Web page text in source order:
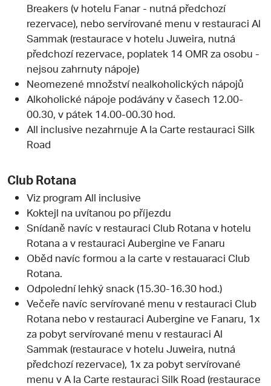
Breakers (v hotelu Fanar - nutná předchozí
rezervace), nebo servírované menu v restauraci Al
Sammak (restaurace v hotelu Juweira, nutná
předchozí rezervace, poplatek 14 OMR za osobu -
nejsou zahrnuty nápoje)
Neomezené množství nealkoholických nápojů
Alkoholické nápoje podávány v časech 12.00-
00.30, v pátek 14.00-00.30 hod.
All inclusive nezahrnuje A la Carte restauraci Silk
Road
Club Rotana
Viz program All inclusive
Koktejl na uvítanou po příjezdu
Snídaně navíc v restauraci Club Rotana v hotelu
Rotana a v restauraci Aubergine ve Fanaru
Oběd navíc formou a la carte v restauaraci Club
Rotana.
Odpolední lehký snack (15.30-16.30 hod.)
Večeře navíc servírované menu v restauraci Club
Rotana nebo v restauraci Aubergine ve Fanaru, 1x
za pobyt servírované menu v restauraci Al
Sammak (restaurace v hotelu Juweira, nutná
předchozí rezervace), 1x za pobyt servírované
menu v A la Carte restauraci Silk Road (restaurace